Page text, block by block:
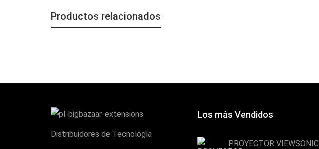
Productos relacionados
Distribuidores de Tecnología
Los más Vendidos
PROYECTOR VIEWSONIC